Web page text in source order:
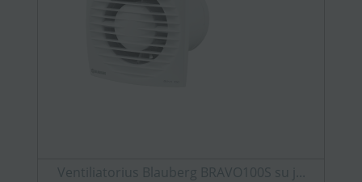
Ventiliatorius Blauberg BRAVO100S su j...